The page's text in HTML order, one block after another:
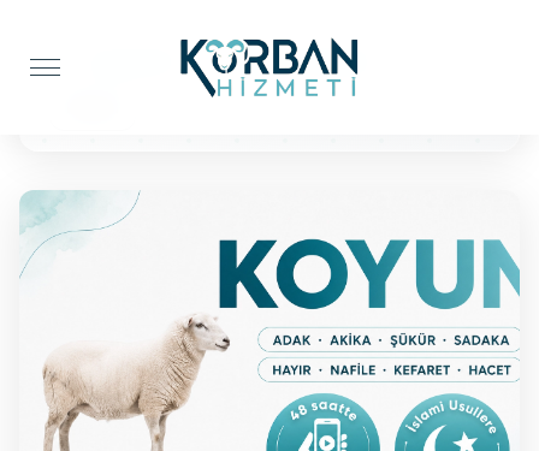
Kefaret Kurbanı